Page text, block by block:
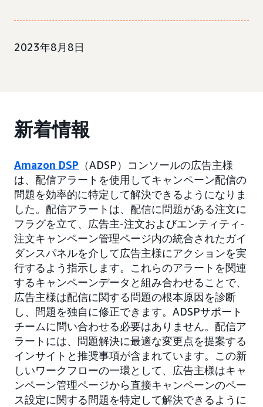
2023年8月8日
新着情報
Amazon DSP （ADSP）コンソールの広告主様
は、配信アラートを使用してキャンペーン配信の
問題を効率的に特定して解決できるようになりま
した。配信アラートは、配信に問題がある注文に
フラグを立て、広告主-注文およびエンティティ-
注文キャンペーン管理ページ内の統合されたガイ
ダンスパネルを介して広告主様にアクションを実
行するよう指示します。これらのアラートを関連
するキャンペーンデータと組み合わせることで、
広告主様は配信に関する問題の根本原因を診断
し、問題を独自に修正できます。ADSPサポート
チームに問い合わせる必要はありません。配信ア
ラートには、問題解決に最適な変更点を提案する
インサイトと推奨事項が含まれています。この新
しいワークフローの一環として、広告主様はキャ
ンペーン管理ページから直接キャンペーンのペー
ス設定に関する問題を特定して解決できるように